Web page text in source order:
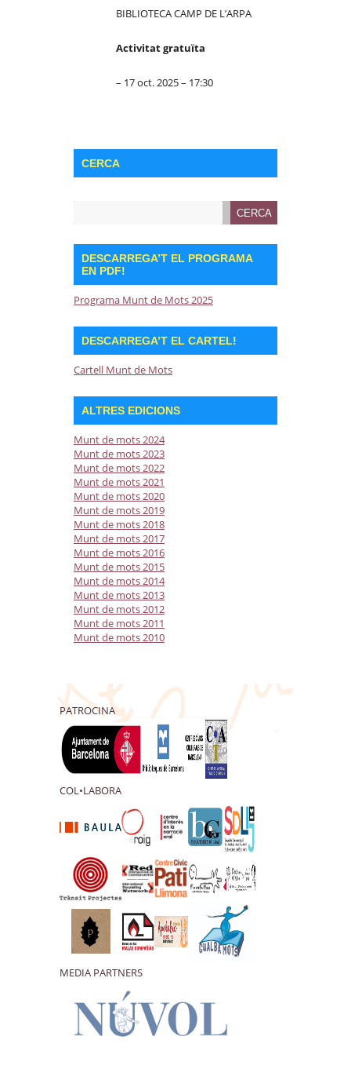
BIBLIOTECA CAMP DE L’ARPA
Activitat gratuïta
– 17 oct. 2025 – 17:30
CERCA
DESCARREGA’T EL PROGRAMA
EN PDF!
Programa Munt de Mots 2025
DESCARREGA’T EL CARTEL!
Cartell Munt de Mots
ALTRES EDICIONS
Munt de mots 2024
Munt de mots 2023
Munt de mots 2022
Munt de mots 2021
Munt de mots 2020
Munt de mots 2019
Munt de mots 2018
Munt de mots 2017
Munt de mots 2016
Munt de mots 2015
Munt de mots 2014
Munt de mots 2013
Munt de mots 2012
Munt de mots 2011
Munt de mots 2010
PATROCINA
COL•LABORA
MEDIA PARTNERS